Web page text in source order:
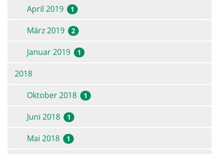
April 2019 1
März 2019 2
Januar 2019 1
2018
Oktober 2018
1
Juni 2018 1
Mai 2018 1